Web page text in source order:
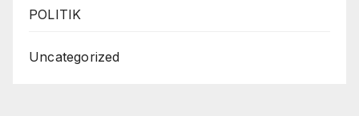
POLITIK
Uncategorized